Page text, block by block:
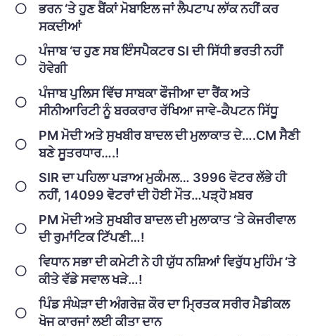
ਭਰਨ ‘ਤੇ ਹੁਣ ਬੈਂਕਾਂ ਮੋਬਾਇਲ ਜਾਂ ਲੈਪਟਾਪ ਲਾੱਕ ਨਹੀਂ ਕਰ
ਸਕਦੀਆਂ
ਪੰਜਾਬ ‘ਚ ਹੁਣ ਸਬ ਇੰਸਪੈਕਟਰ SI ਦੀ ਸਿੱਧੀ ਭਰਤੀ ਨਹੀਂ
ਹੋਵੇਗੀ
ਪੰਜਾਬ ਪੁਲਿਸ ਵਿੱਚ ਸਾਬਕਾ ਫੌਜੀਆ ਦਾ ਰੈਂਕ ਅਤੇ
ਸੀਨੀਆਰਿਟੀ ਨੂੰ ਬਰਕਰਾਰ ਰੱਖਿਆ ਜਾਵੇ-ਕੈਪਟਨ ਸਿੱਧੂ
PM ਮੋਦੀ ਅਤੇ ਸੁਖਬੀਰ ਬਾਦਲ ਦੀ ਮੁਲਾਕਾਤ ਦੇ….CM ਸੈਣੀ
ਬਣੇ ਸੂਤਰਧਾਰ….!
SIR ਦਾ ਪਹਿਲਾ ਪੜਾਅ ਮੁਕੰਮਲ… 3996 ਵੋਟਰ ਲੱਭੇ ਹੀ
ਨਹੀਂ, 14099 ਵੋਟਰਾਂ ਦੀ ਹੋਈ ਮੌਤ…ਪੜ੍ਹੋ ਖ਼ਬਰ
PM ਮੋਦੀ ਅਤੇ ਸੁਖਬੀਰ ਬਾਦਲ ਦੀ ਮੁਲਾਕਾਤ ‘ਤੇ ਕੇਜਰੀਵਾਲ
ਦੀ ਰੁਮਾਂਟਿਕ ਟਿੱਪਣੀ…!
ਵਿਧਾਨ ਸਭਾ ਦੀ ਕਮੇਟੀ ਨੇ ਹੀ ਯੁੱਧ ਨਸ਼ਿਆਂ ਵਿਰੁੱਧ ਮੁਹਿੰਮ ‘ਤੇ
ਕੀਤੇ ਵੱਡੇ ਸਵਾਲ ਖੜੇ…!
ਪਿੰਡ ਸੰਘੇੜਾ ਦੀ ਅੰਗਰੇਜ਼ ਕੌਰ ਦਾ ਮ੍ਰਿਤਕ ਸਰੀਰ ਮੈਡੀਕਲ
ਖੋਜ ਕਾਰਜਾਂ ਲਈ ਕੀਤਾ ਦਾਨ